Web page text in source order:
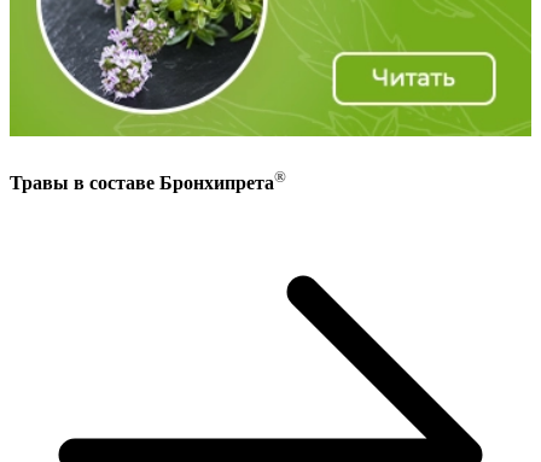
Травы в составе Бронхипрета®